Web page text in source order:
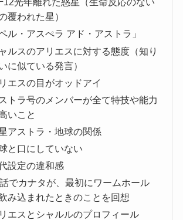
覆われた星）
ペル・アスぺラ アド・アストラ」
ルスのアリエスに対する態度（知り
に似ている発言）
エスの目がオッドアイ
トラ号のメンバーが全て特技や能力
いこと
アストラ・地球の関係
と口にしていない
設定の違和感
でカナタが、最初にワームホール
み込まれたときのことを回想
エスとシャルルのプロフィール